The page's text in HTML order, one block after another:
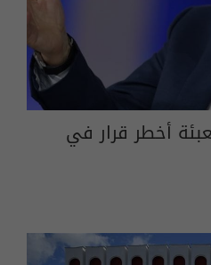
أخطر قرار في